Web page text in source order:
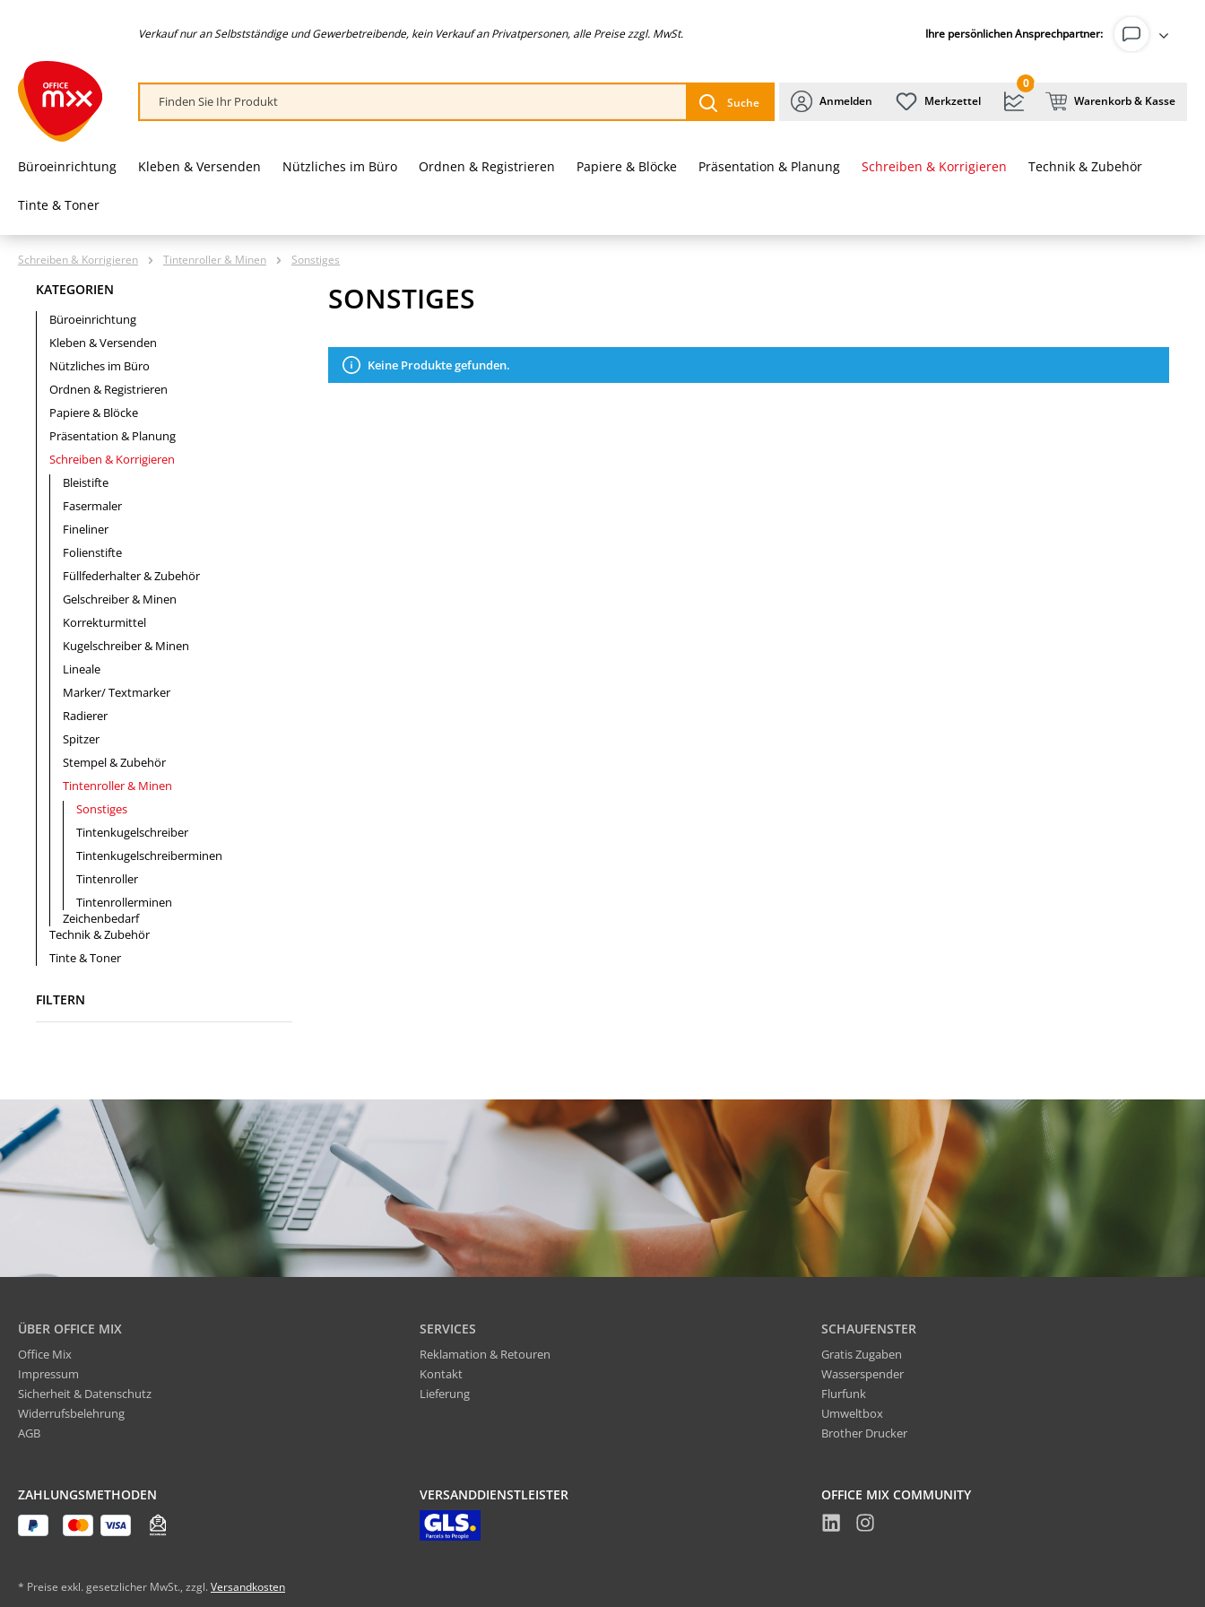
Verkauf nur an Selbstständige und Gewerbetreibende, kein Verkauf an Privatpersonen, alle Preise zzgl. MwSt. Ihre persönlichen Ansprechpartner:
Suche Anmelden Merkzettel
0
Warenkorb & Kasse
Büroeinrichtung Kleben & Versenden Nützliches im Büro Ordnen & Registrieren Papiere & Blöcke Präsentation & Planung Schreiben & Korrigieren Technik & Zubehör
Tinte & Toner
Schreiben & Korrigieren Tintenroller & Minen Sonstiges
KATEGORIEN
Büroeinrichtung
Kleben & Versenden
Nützliches im Büro
Ordnen & Registrieren
Papiere & Blöcke
Präsentation & Planung
Schreiben & Korrigieren
Bleistifte
Fasermaler
Fineliner
Folienstifte
Füllfederhalter & Zubehör
Gelschreiber & Minen
Korrekturmittel
Kugelschreiber & Minen
Lineale
Marker/ Textmarker
Radierer
Spitzer
Stempel & Zubehör
Tintenroller & Minen
Sonstiges
Tintenkugelschreiber
Tintenkugelschreiberminen
Tintenroller
Tintenrollerminen
Zeichenbedarf
Technik & Zubehör
Tinte & Toner
FILTERN
SONSTIGES
Keine Produkte gefunden.
ÜBER OFFICE MIX
Office Mix
Impressum
Sicherheit & Datenschutz
Widerrufsbelehrung
AGB
SERVICES
Reklamation & Retouren
Kontakt
Lieferung
SCHAUFENSTER
Gratis Zugaben
Wasserspender
Flurfunk
Umweltbox
Brother Drucker
ZAHLUNGSMETHODEN VERSANDDIENSTLEISTER OFFICE MIX COMMUNITY
* Preise exkl. gesetzlicher MwSt., zzgl. Versandkosten